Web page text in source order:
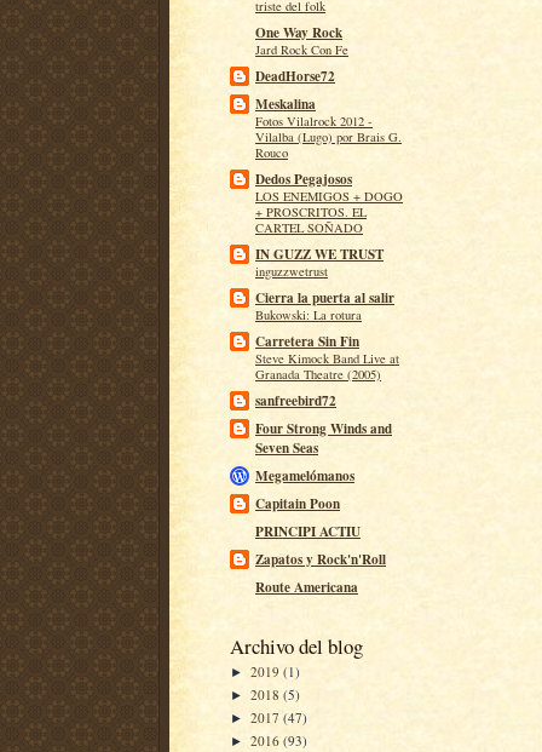
triste del folk
One Way Rock
Jard Rock Con Fe
DeadHorse72
Meskalina
Fotos Vilalrock 2012 -
Vilalba (Lugo) por Brais G.
Rouco
Dedos Pegajosos
LOS ENEMIGOS + DOGO
+ PROSCRITOS. EL
CARTEL SOÑADO
IN GUZZ WE TRUST
inguzzwetrust
Cierra la puerta al salir
Bukowski: La rotura
Carretera Sin Fin
Steve Kimock Band Live at
Granada Theatre (2005)
sanfreebird72
Four Strong Winds and
Seven Seas
Megamelómanos
Capitain Poon
PRINCIPI ACTIU
Zapatos y Rock'n'Roll
Route Americana
Archivo del blog
► 2019 (1)
► 2018 (5)
► 2017 (47)
► 2016 (93)